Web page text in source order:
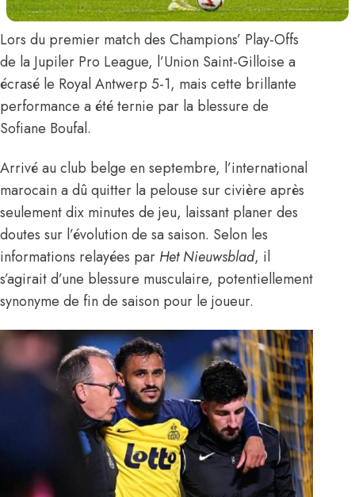
Lors du premier match des Champions’ Play-Offs
de la Jupiler Pro League, l’Union Saint-Gilloise a
écrasé le Royal Antwerp 5-1, mais cette brillante
performance a été ternie par la blessure de
Sofiane Boufal.
Arrivé au club belge en septembre, l’international
marocain a dû quitter la pelouse sur civière après
seulement dix minutes de jeu, laissant planer des
doutes sur l’évolution de sa saison. Selon les
informations relayées par Het Nieuwsblad, il
s’agirait d’une blessure musculaire, potentiellement
synonyme de fin de saison pour le joueur.